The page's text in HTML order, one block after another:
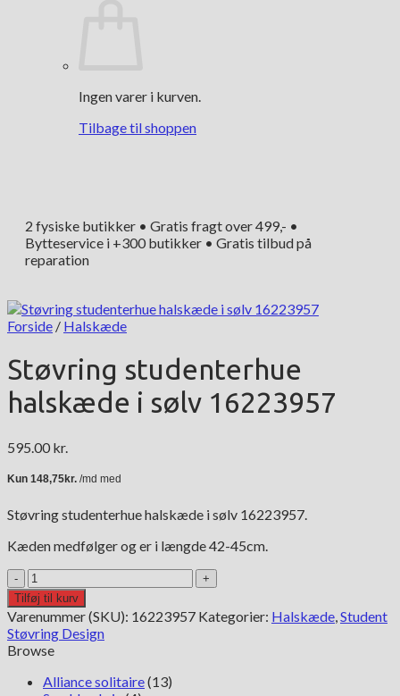
Ingen varer i kurven.
Tilbage til shoppen
2 fysiske butikker • Gratis fragt over 499,- •
Bytteservice i +300 butikker • Gratis tilbud på
reparation
Forside / Halskæde
Støvring studenterhue
halskæde i sølv 16223957
595.00 kr.
Støvring studenterhue halskæde i sølv 16223957.
Kæden medfølger og er i længde 42-45cm.
Støvring
studenterhue
halskæde
i
sølv
16223957
antal
Tilføj til kurv
Varenummer (SKU): 16223957 Kategorier: Halskæde,Student
Støvring Design
Browse
Alliance solitaire(13)